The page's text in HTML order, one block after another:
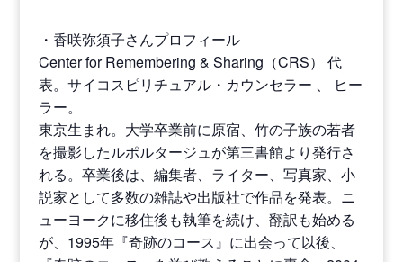
・香咲弥須子さんプロフィール
Center for Remembering & Sharing（CRS） 代
表。サイコスピリチュアル・カウンセラー 、 ヒー
ラー。
東京生まれ。大学卒業前に原宿、竹の子族の若者
を撮影したルポルタージュが第三書館より発行さ
れる。卒業後は、編集者、ライター、写真家、小
説家として多数の雑誌や出版社で作品を発表。ニ
ューヨークに移住後も執筆を続け、翻訳も始める
が、1995年『奇跡のコース』に出会って以後、